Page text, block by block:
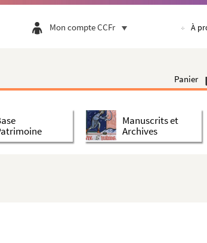
Mon compte CCFr À
Panier
Manuscrits et
Archives